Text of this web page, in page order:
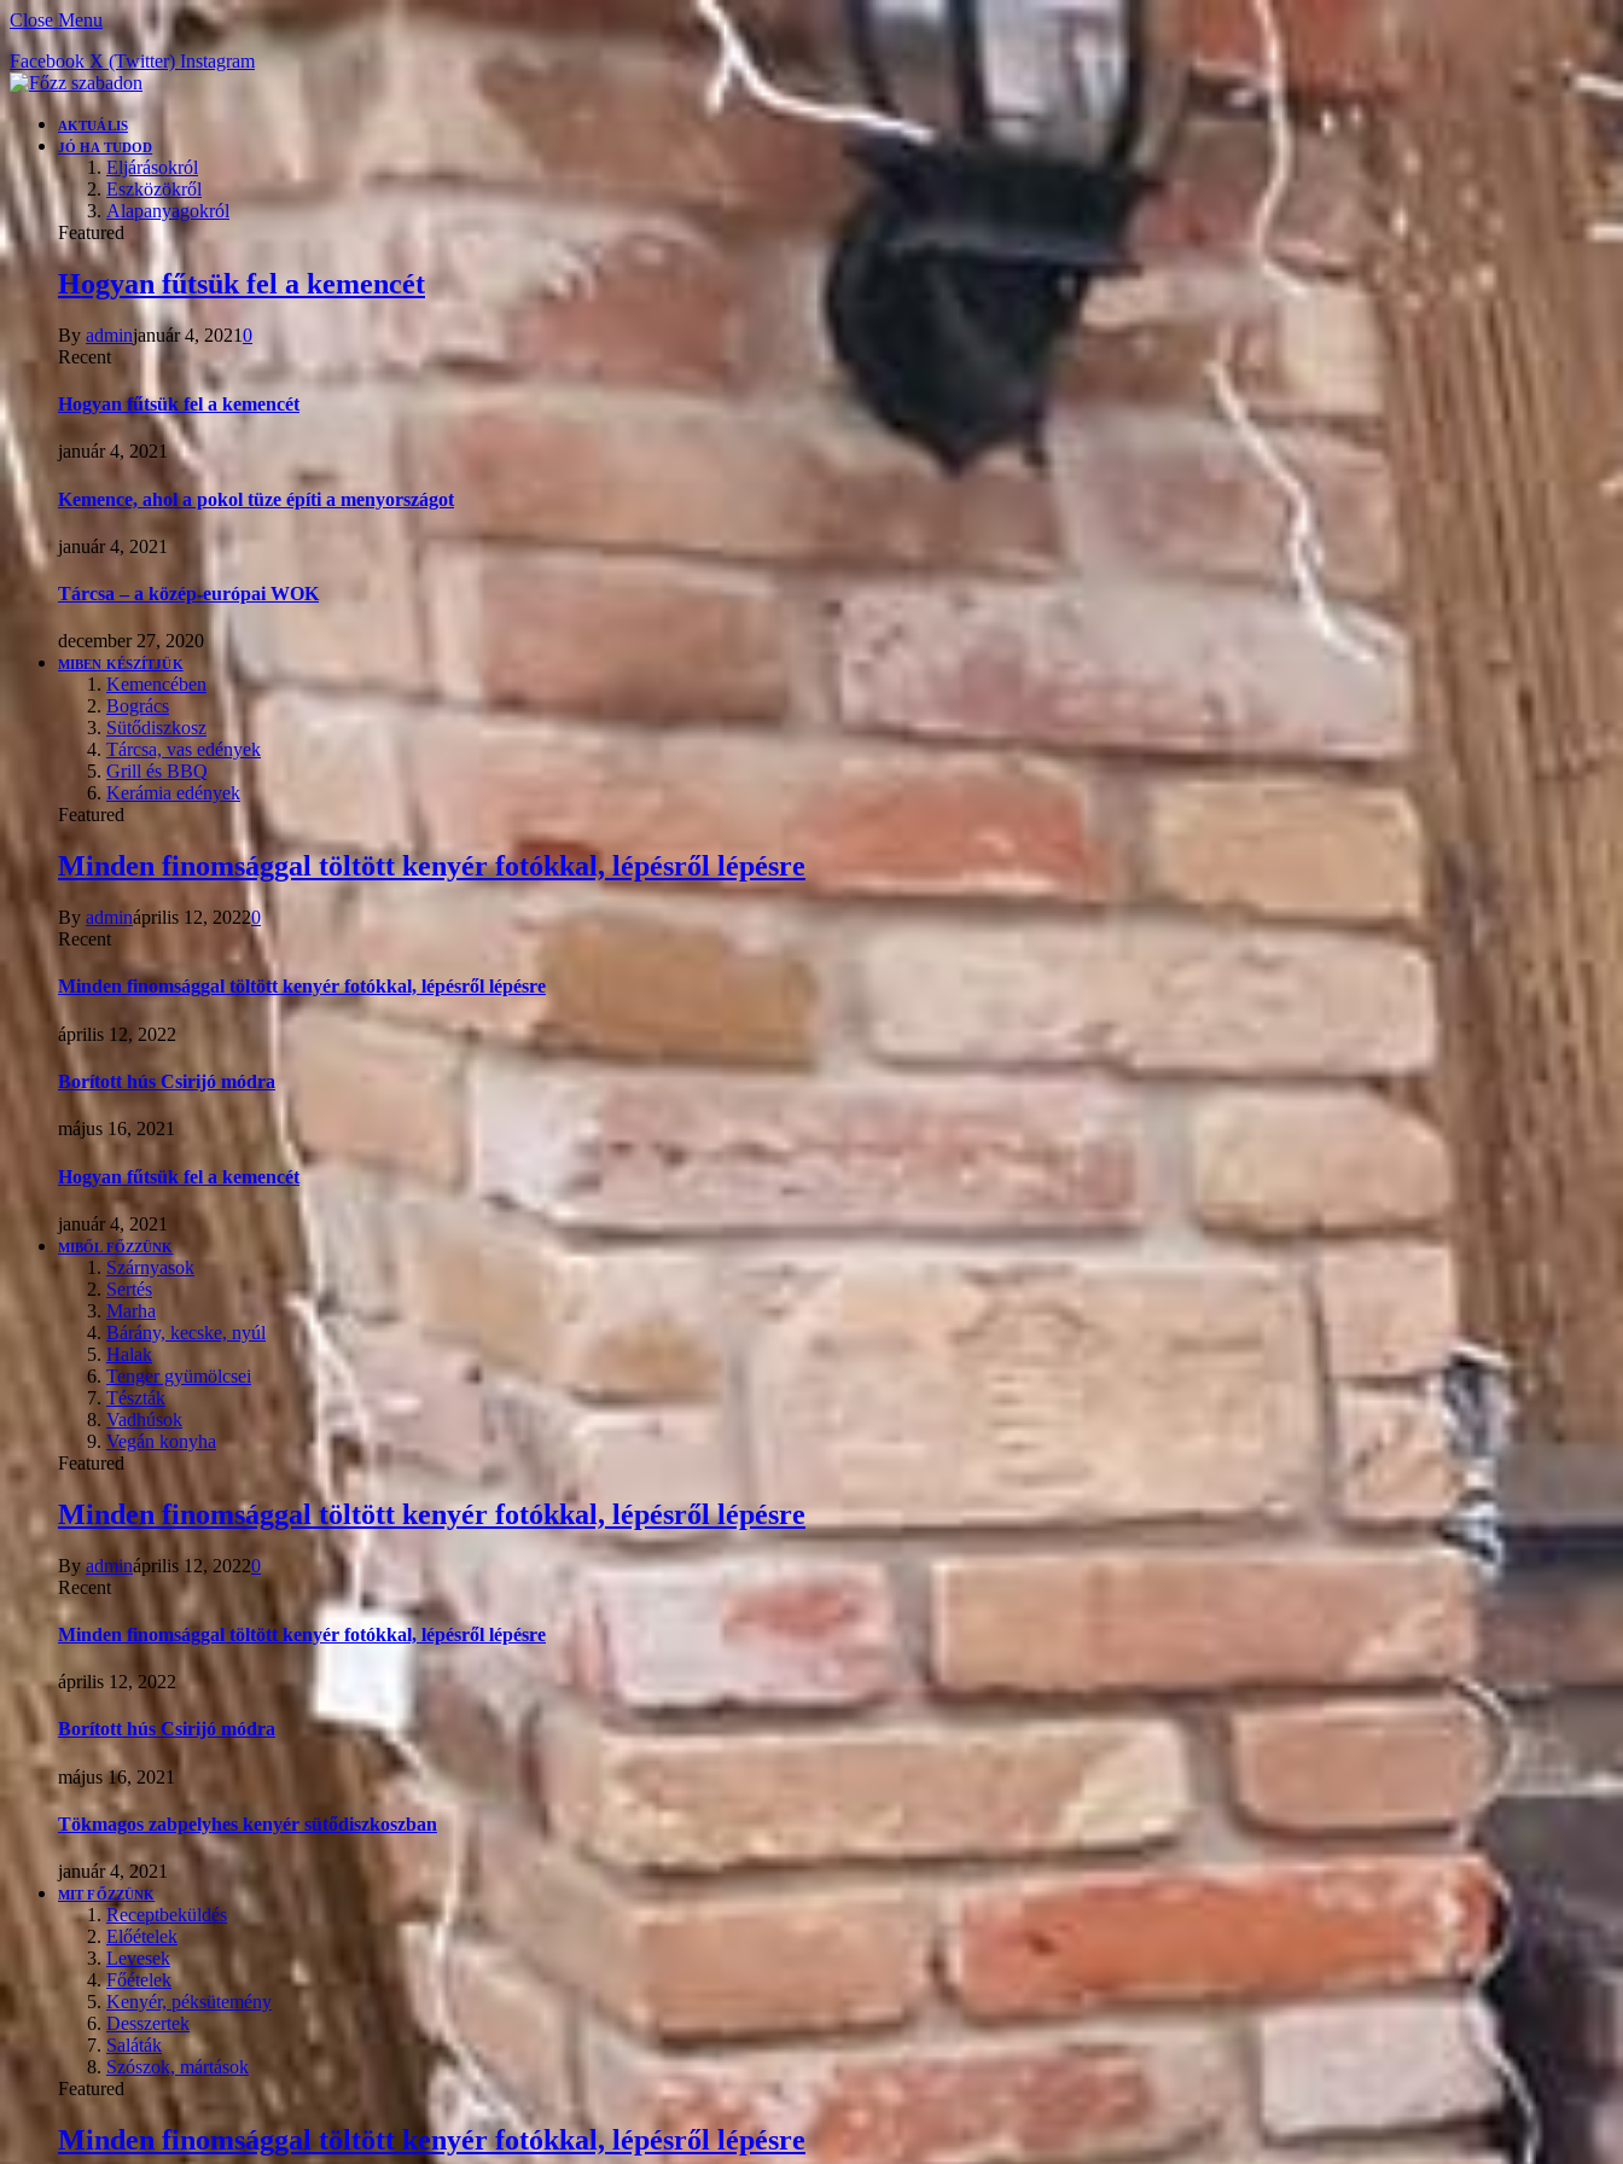
Close Menu
Facebook X (Twitter) Instagram
AKTUÁLIS
JÓ HA TUDOD
Eljárásokról
Eszközökről
Alapanyagokról
Featured
Hogyan fűtsük fel a kemencét
By adminjanuár 4, 20210
Recent
Hogyan fűtsük fel a kemencét
január 4, 2021
Kemence, ahol a pokol tüze építi a menyországot
január 4, 2021
Tárcsa – a közép-európai WOK
december 27, 2020
MIBEN KÉSZÍTJÜK
Kemencében
Bogrács
Sütődiszkosz
Tárcsa, vas edények
Grill és BBQ
Kerámia edények
Featured
Minden finomsággal töltött kenyér fotókkal, lépésről lépésre
By admináprilis 12, 20220
Recent
Minden finomsággal töltött kenyér fotókkal, lépésről lépésre
április 12, 2022
Borított hús Csirijó módra
május 16, 2021
Hogyan fűtsük fel a kemencét
január 4, 2021
MIBŐL FŐZZÜNK
Szárnyasok
Sertés
Marha
Bárány, kecske, nyúl
Halak
Tenger gyümölcsei
Tészták
Vadhúsok
Vegán konyha
Featured
Minden finomsággal töltött kenyér fotókkal, lépésről lépésre
By admináprilis 12, 20220
Recent
Minden finomsággal töltött kenyér fotókkal, lépésről lépésre
április 12, 2022
Borított hús Csirijó módra
május 16, 2021
Tökmagos zabpelyhes kenyér sütődiszkoszban
január 4, 2021
MIT FŐZZÜNK
Receptbeküldés
Előételek
Levesek
Főételek
Kenyér, péksütemény
Desszertek
Saláták
Szószok, mártások
Featured
Minden finomsággal töltött kenyér fotókkal, lépésről lépésre